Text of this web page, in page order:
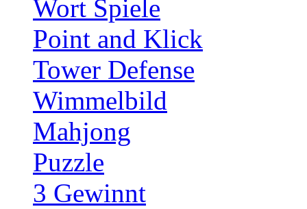
Wort Spiele
Point and Klick
Tower Defense
Wimmelbild
Mahjong
Puzzle
3 Gewinnt